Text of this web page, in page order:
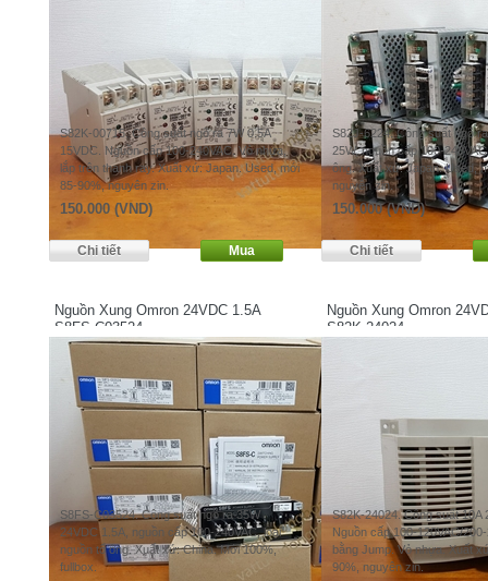
S82K-00715. Công suất ngõ ra 7W 0.5A
15VDC. Nguồn cấp 100-240VAC. Vỏ nhựa,
lắp trên thanh ray. Xuất xứ: Japan. Used, mới
85-90%, nguyên zin.
150.000 (VND)
S82J-6224. Công suất ngõ
25W, nguồn cấp 100-
ông. Xuất xứ: Japan. Used,
nguyên zin.
150.000 (VND)
Nguồn Xung Omron 24VDC 1.5A
S8FS-C03524
S8FS-C03524. Công suất ngõ ra 35W
24VDC 1.5A, nguồn cấp 100-240VAC, loại
nguồn tổ ông. Xuất xứ: China. Mới 100%,
fullbox.
Nguồn Xung Omron
S82K-24024
S82K-24024. Công suất 10A
Nguồn cấp 100-120VAC/
bằng Jump. Vỏ nhựa. Xuất
90%, nguyên zin.